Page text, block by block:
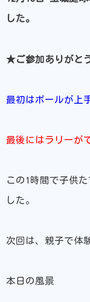
した。
★ご参加ありがと
最初はボールが上
最後にはラリーが
この1時間で子供
した。
次回は、親子で体
本日の風景